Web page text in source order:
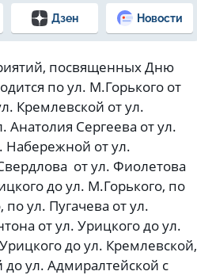
Дзен Новости
посвященных Дню
по ул. М.Горького от
Кремлевской от ул.
Сергеева от ул.
Набережной от ул.
от ул. Фиолетова
до ул. М.Горького, по
ул. Пугачева от ул.
от ул. Урицкого до ул.
до ул. Кремлевской,
ул. Адмиралтейской с